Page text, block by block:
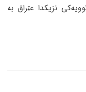
نزیکدا عێراق بە